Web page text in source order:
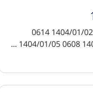
تاریخ پین 1404/01/01 0613 1404/01/02 0614